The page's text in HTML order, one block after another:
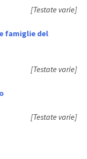
[Testate varie]
famiglie del
[Testate varie]
[Testate varie]